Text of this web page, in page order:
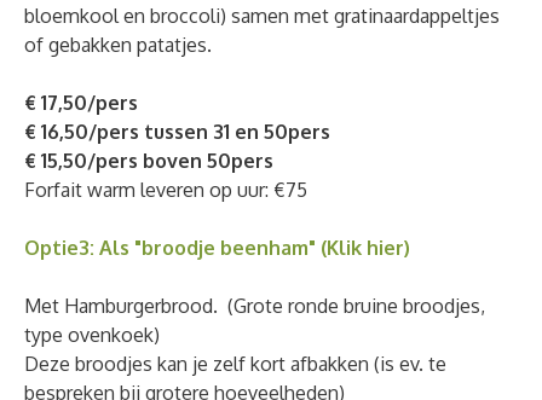
bloemkool en broccoli) samen met gratinaardappeltjes
of gebakken patatjes.
€ 17,50/pers
€ 16,50/pers tussen 31 en 50pers
€ 15,50/pers boven 50pers
Forfait warm leveren op uur: €75
Optie3: Als "broodje beenham" (Klik hier)
Met Hamburgerbrood. (Grote ronde bruine broodjes,
type ovenkoek)
Deze broodjes kan je zelf kort afbakken (is ev. te
bespreken bij grotere hoeveelheden)